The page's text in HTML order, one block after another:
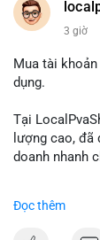
3 giờ
Mua tài
dụng.
Tại
lượng cao,
doanh nhanh
Đọc thêm